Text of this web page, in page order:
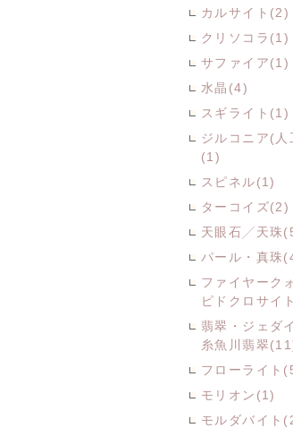
カルサイト(2)
クリソコラ(1)
サファイア(1)
水晶(4)
スギライト(1)
ジルコニア(人
(1)
スピネル(1)
ターコイズ(2)
天眼石╱天珠
パール・真珠
ファイヤーク
ピドクロサイ
翡翠・ジェダ
糸魚川翡翠
フローライト
モリオン(1)
モルダバイト